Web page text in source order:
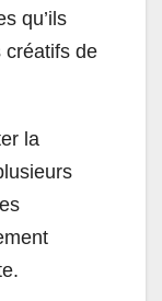
qu’ils
créatifs de
la